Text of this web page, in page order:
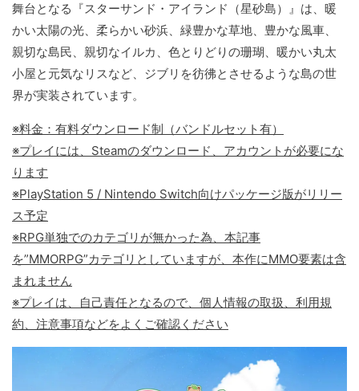
舞台となる『スターサンド・アイランド（星砂島）』は、暖
かい太陽の光、柔らかい砂浜、緑豊かな草地、豊かな風車、
親切な島民、親切なイルカ、色とりどりの珊瑚、暖かい丸太
小屋と元気なリスなど、ジブリを彷彿とさせるような島の世
界が実装されています。
※料金：有料ダウンロード制（バンドルセット有）
※プレイには、Steamのダウンロード、アカウントが必要にな
ります
※PlayStation 5 / Nintendo Switch向けパッケージ版がリリー
ス予定
※RPG単独でのカテゴリが無かった為、本記事
を”MMORPG”カテゴリとしていますが、本作にMMO要素は含
まれません
※プレイは、自己責任となるので、個人情報の取扱、利用規
約、注意事項などをよくご確認ください